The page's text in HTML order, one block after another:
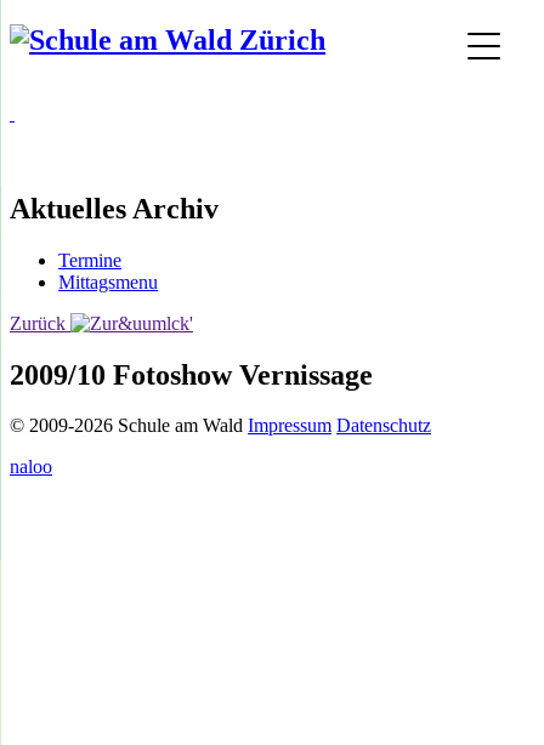
Aktuelles Archiv
Termine
Mittagsmenu
Zurück
2009/10 Fotoshow Vernissage
© 2009-2026 Schule am Wald Impressum Datenschutz
naloo